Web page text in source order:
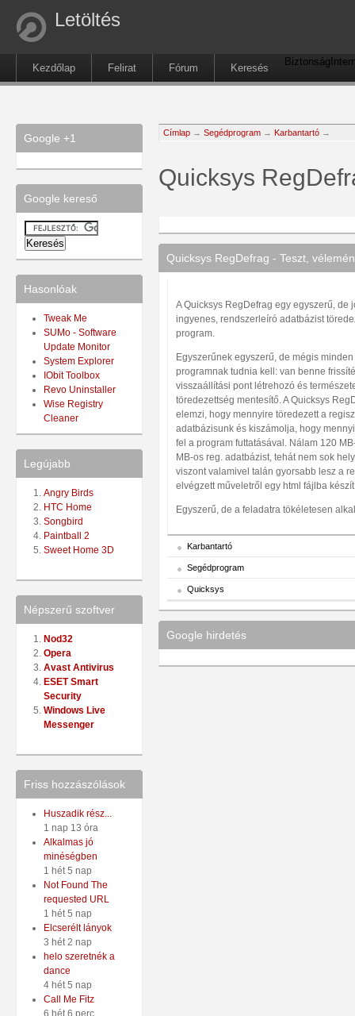
Letöltés
Kezdőlap Felirat Fórum Keresés
Biztonság
Google +1
Google kereső
Hasonlóak
Tweak Me
SUMo - Software
Update Monitor
System Explorer
IObit Toolbox
Revo Uninstaller
Wise Registry
Cleaner
Legújabb
Angry Birds
HTC Home
Songbird
Paintball 2
Sweet Home 3D
Népszerű szoftver
Nod32
Opera
Avast Antivirus
ESET Smart
Security
Windows Live
Messenger
Friss hozzászólások
Huszadik rész...
1 nap 13 óra
Alkalmas jó
minéségben
1 hét 5 nap
Not Found The
requested URL
1 hét 5 nap
Elcserélt lányok
3 hét 2 nap
helo szeretnék a
dance
4 hét 5 nap
Call Me Fitz
6 hét 6 perc
Címlap → Segédprogram → Karbantartó →
Quicksys
Quicksys RegDefrag - Teszt,
A Quicksys RegDefrag egy egyszerű, de
ingyenes, rendszerleíró adatbázist
program.
Egyszerűnek egyszerű, de mégis
programnak tudnia kell: van benne
visszaállítási pont létrehozó és
töredezettség mentesítő. A Quicksys
elemzi, hogy mennyire töredezett a
adatbázisunk és kiszámolja, hogy
fel a program futtatásával. Nálam 120
MB-os reg. adatbázist, tehát nem sok
viszont valamivel talán gyorsabb lesz a
elvégzett műveletről egy html fájlba
Egyszerű, de a feladatra tökéletesen
Karbantartó
Segédprogram
Quicksys
Google hirdetés